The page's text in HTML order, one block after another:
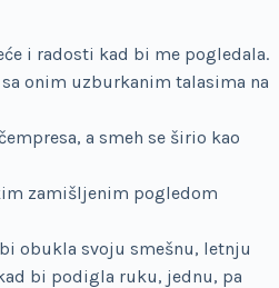
i radosti kad bi me pogledala.
onim uzburkanim talasima na
a smeh se širio kao
zamišljenim pogledom
obukla svoju smešnu, letnju
bi podigla ruku, jednu, pa